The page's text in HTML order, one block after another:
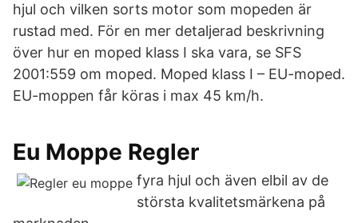
hjul och vilken sorts motor som mopeden är
rustad med. För en mer detaljerad beskrivning
över hur en moped klass I ska vara, se SFS
2001:559 om moped. Moped klass I – EU-moped.
EU-moppen får köras i max 45 km/h.
Eu Moppe Regler
fyra hjul och även elbil av de
största kvalitetsmärkena på